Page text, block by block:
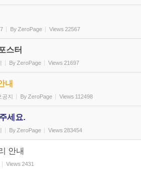
By ZeroPage Views 22567
스터
By ZeroPage Views 21697
내
공지 By ZeroPage Views 112498
세요.
By ZeroPage Views 283454
안내
Views 2431